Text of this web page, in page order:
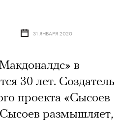
31 ЯНВАРЯ 2020
в
30 лет. Создатель
проекта «Сысоев
размышляет,